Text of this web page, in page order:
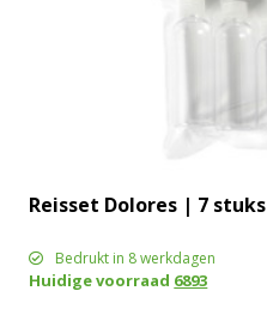
Reisset Dolores | 7 stuks
Bedrukt in 8 werkdagen
Huidige voorraad 6893